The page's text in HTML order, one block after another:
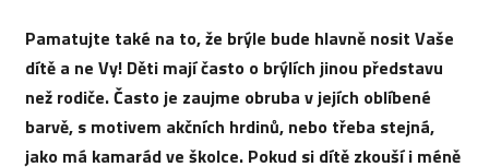
Pamatujte také na to, že brýle bude hlavně nosit Vaše
dítě a ne Vy! Děti mají často o brýlích jinou představu
než rodiče. Často je zaujme obruba v jejích oblíbené
barvě, s motivem akčních hrdinů, nebo třeba stejná,
jako má kamarád ve školce. Pokud si dítě zkouší i méně